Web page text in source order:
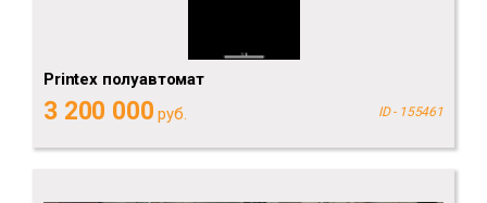
Printex полуавтомат
3 200 000 руб. ID - 155461